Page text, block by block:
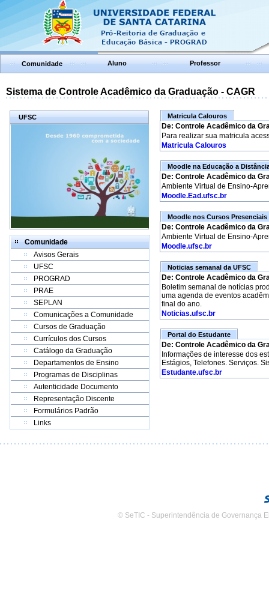
Comunidade Aluno Professor
Sistema de Controle Acadêmico da Graduação - CAGR
UFSC
Comunidade
Avisos Gerais
UFSC
PROGRAD
PRAE
SEPLAN
Comunicações a Comunidade
Cursos de Graduação
Currículos dos Cursos
Catálogo da Graduação
Departamentos de Ensino
Programas de Disciplinas
Autenticidade Documento
Representação Discente
Formulários Padrão
Links
Matricula Calouros
De: Controle Acadêmico da
Para realizar sua matricula
Matricula Calouros
Moodle na Educação a
De: Controle Acadêmico da
Ambiente Virtual de Ensino-
Moodle.Ead.ufsc.br
Moodle nos Cursos Presenciais
De: Controle Acadêmico da
Ambiente Virtual de Ensino-
Moodle.ufsc.br
Noticias semanal da UFSC
De: Controle Acadêmico da
Boletim semanal de notícias
uma agenda de eventos
final do ano.
Noticias.ufsc.br
Portal do Estudante
De: Controle Acadêmico da
Informações de interesse dos
Estágios, Telefones. Serviços.
Estudante.ufsc.br
© SeTIC - Superintendência de Governança